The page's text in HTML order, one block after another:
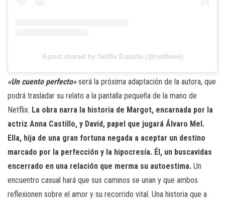
A post shared by Netflix España (@netflixes)
«Un cuento perfecto»será la próxima adaptación de la autora, que
podrá trasladar su relato a la pantalla pequeña de la mano de
Netflix. La obra narra la historia de Margot, encarnada por la
actriz Anna Castillo, y David, papel que jugará Álvaro Mel.
Ella, hija de una gran fortuna negada a aceptar un destino
marcado por la perfección y la hipocresía. Él, un buscavidas
encerrado en una relación que merma su autoestima. Un
encuentro casual hará que sus caminos se unan y que ambos
reflexionen sobre el amor y su recorrido vital. Una historia que a